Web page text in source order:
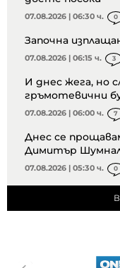
07.08.2026 | 06:30 ч. 0
Започна
07.08.2026 | 06:15 ч. 3
И днес жега, но
гръмотевични
07.08.2026 | 06:00 ч. 7
Днес се
Димитър
07.08.2026 | 05:30 ч. 0